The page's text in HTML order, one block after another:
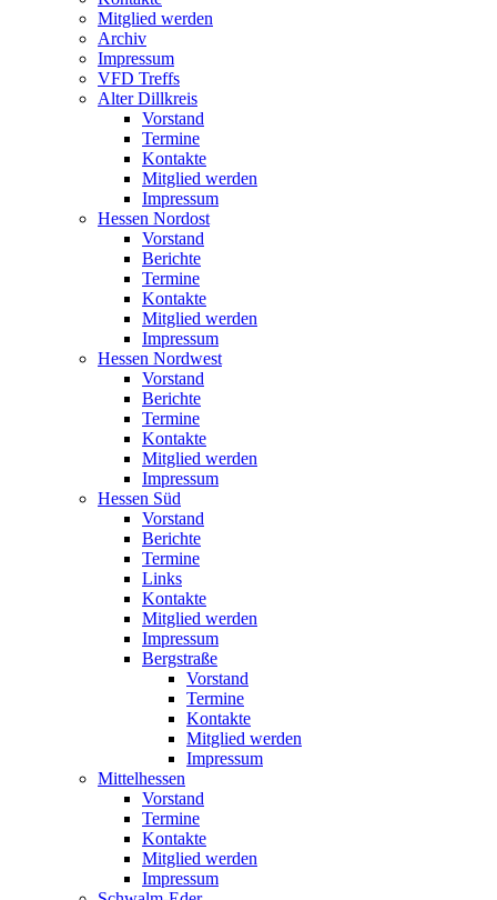
Mitglied werden
Archiv
Impressum
VFD Treffs
Alter Dillkreis
Vorstand
Termine
Kontakte
Mitglied werden
Impressum
Hessen Nordost
Vorstand
Berichte
Termine
Kontakte
Mitglied werden
Impressum
Hessen Nordwest
Vorstand
Berichte
Termine
Kontakte
Mitglied werden
Impressum
Hessen Süd
Vorstand
Berichte
Termine
Links
Kontakte
Mitglied werden
Impressum
Bergstraße
Vorstand
Termine
Kontakte
Mitglied werden
Impressum
Mittelhessen
Vorstand
Termine
Kontakte
Mitglied werden
Impressum